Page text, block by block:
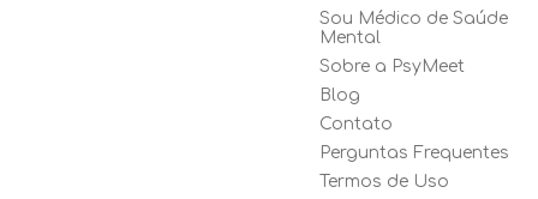
Sou Médico de Saúde
Mental
Sobre a PsyMeet
Blog
Contato
Perguntas Frequentes
Termos de Uso